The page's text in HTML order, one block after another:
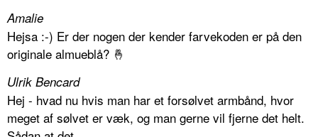
Amalie
Hejsa :-) Er der nogen der kender farvekoden er på den
originale almueblå? 🤞
Ulrik Bencard
Hej - hvad nu hvis man har et forsølvet armbånd, hvor
meget af sølvet er væk, og man gerne vil fjerne det helt.